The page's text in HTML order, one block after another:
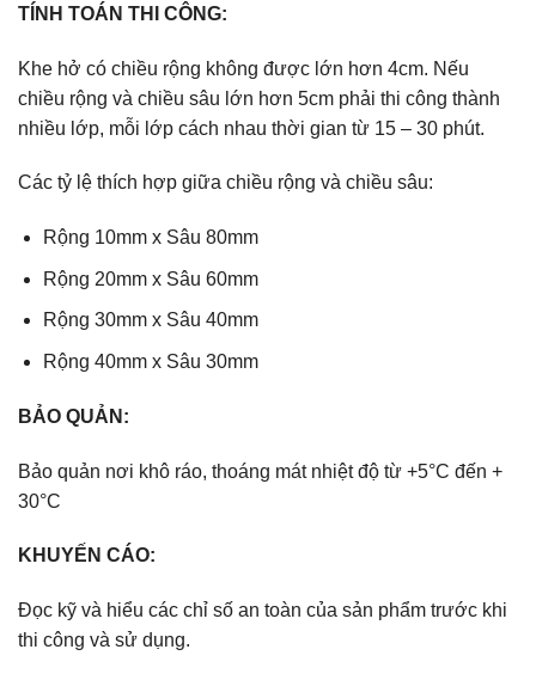
TÍNH TOÁN THI CÔNG:
Khe hở có chiều rộng không được lớn hơn 4cm. Nếu
chiều rộng và chiều sâu lớn hơn 5cm phải thi công thành
nhiều lớp, mỗi lớp cách nhau thời gian từ 15 – 30 phút.
Các tỷ lệ thích hợp giữa chiều rộng và chiều sâu:
Rộng 10mm x Sâu 80mm
Rộng 20mm x Sâu 60mm
Rộng 30mm x Sâu 40mm
Rộng 40mm x Sâu 30mm
BẢO QUẢN:
Bảo quản nơi khô ráo, thoáng mát nhiệt độ từ +5°C đến +
30°C
KHUYẾN CÁO:
Đọc kỹ và hiểu các chỉ số an toàn của sản phẩm trước khi
thi công và sử dụng.